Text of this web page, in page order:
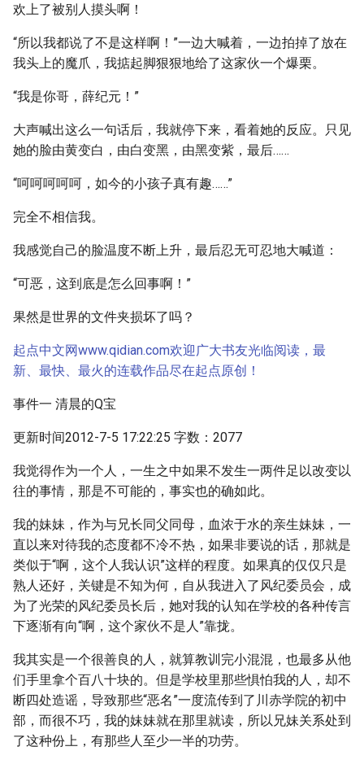
欢上了被别人摸头啊！
“所以我都说了不是这样啊！”一边大喊着，一边拍掉了放在
我头上的魔爪，我掂起脚狠狠地给了这家伙一个爆栗。
“我是你哥，薛纪元！”
大声喊出这么一句话后，我就停下来，看着她的反应。只见
她的脸由黄变白，由白变黑，由黑变紫，最后……
“呵呵呵呵呵，如今的小孩子真有趣……”
完全不相信我。
我感觉自己的脸温度不断上升，最后忍无可忍地大喊道：
“可恶，这到底是怎么回事啊！”
果然是世界的文件夹损坏了吗？
起点中文网www.qidian.com欢迎广大书友光临阅读，最
新、最快、最火的连载作品尽在起点原创！
事件一 清晨的Q宝
更新时间2012-7-5 17:22:25 字数：2077
我觉得作为一个人，一生之中如果不发生一两件足以改变以
往的事情，那是不可能的，事实也的确如此。
我的妹妹，作为与兄长同父同母，血浓于水的亲生妹妹，一
直以来对待我的态度都不冷不热，如果非要说的话，那就是
类似于“啊，这个人我认识”这样的程度。如果真的仅仅只是
熟人还好，关键是不知为何，自从我进入了风纪委员会，成
为了光荣的风纪委员长后，她对我的认知在学校的各种传言
下逐渐有向“啊，这个家伙不是人”靠拢。
我其实是一个很善良的人，就算教训完小混混，也最多从他
们手里拿个百八十块的。但是学校里那些惧怕我的人，却不
断四处造谣，导致那些“恶名”一度流传到了川赤学院的初中
部，而很不巧，我的妹妹就在那里就读，所以兄妹关系处到
了这种份上，有那些人至少一半的功劳。